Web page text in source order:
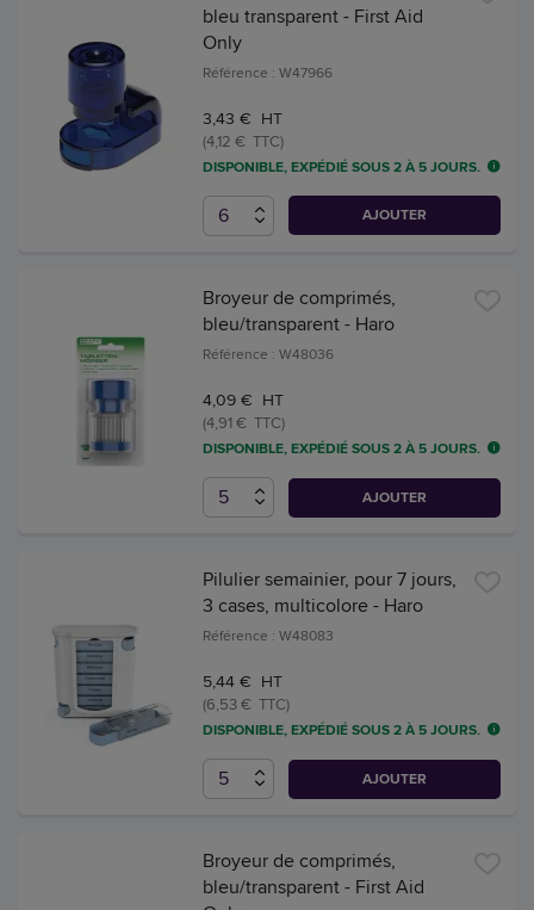
bleu transparent - First Aid
Only
Référence : W47966
3,43 € HT
(4,12 € TTC)
DISPONIBLE, EXPÉDIÉ SOUS 2 À 5 JOURS.
AJOUTER
Broyeur de comprimés,
bleu/transparent - Haro
Référence : W48036
4,09 € HT
(4,91 € TTC)
DISPONIBLE, EXPÉDIÉ SOUS 2 À 5 JOURS.
AJOUTER
Pilulier semainier, pour 7 jours,
3 cases, multicolore - Haro
Référence : W48083
5,44 € HT
(6,53 € TTC)
DISPONIBLE, EXPÉDIÉ SOUS 2 À 5 JOURS.
AJOUTER
Broyeur de comprimés,
bleu/transparent - First Aid